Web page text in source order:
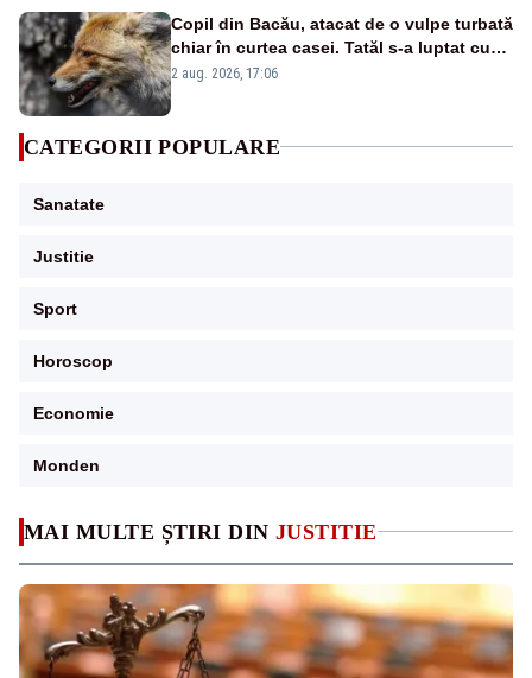
MAI MULTE ȘTIRI DIN JUSTITIE
Copil din Bacău, atacat de o vulpe turbată
chiar în curtea casei. Tatăl s-a luptat cu
animalul ca să-i salveze viața
2 aug. 2026, 17:06
CATEGORII POPULARE
Sanatate
Justitie
Sport
Horoscop
Economie
Monden